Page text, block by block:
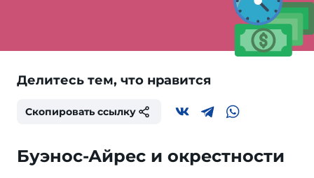
Делитесь тем, что нравится
Скопировать ссылку
Буэнос-Айрес и окрестности